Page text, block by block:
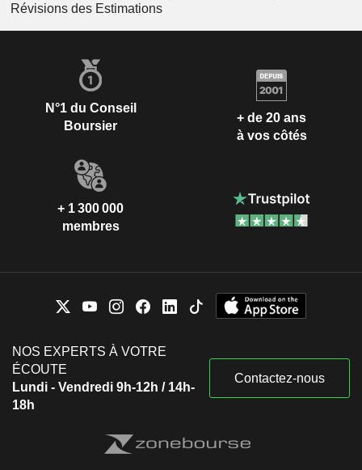
Révisions des Estimations
N°1 du Conseil
Boursier
+ de 20 ans
à vos côtés
+ 1 300 000
membres
NOS EXPERTS À VOTRE
ÉCOUTE
Lundi - Vendredi 9h-12h / 14h-
18h
Contactez-nous